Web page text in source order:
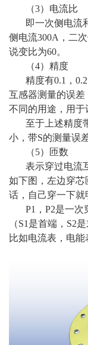
（3）电流比
即一次侧电流
侧电流300A，二
说变比为60。
（4）精度
精度有0.1，
互感器测量的误
不同的用途，用于
至于上述精度
小，带S的测量误
（5）匝数
表示穿过电流
如下图，左边穿芯
话，自己穿一下就
P1，P2是一次
（S1是首端，S2
比如电流表，电能